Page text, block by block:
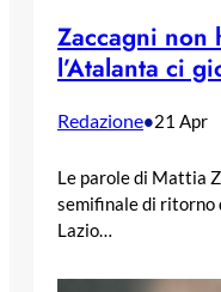
Zaccagni non
l’Atalanta ci
Redazione•21 Apr
Le parole di Mattia
semifinale di ritorno
Lazio…